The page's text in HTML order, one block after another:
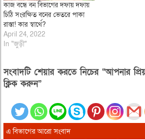
কাজ বন্ধে বন বিভাগের দফায় দফায়
চিঠি সংরক্ষিত বনের ভেতরে পাকা
রাস্তা! কার স্বার্থে?
April 24, 2022
In "জুড়ী"
সংবাদটি শেয়ার করতে নিচের “আপনার
ক্লিক করুন”
এ বিভাগের আরো সংবাদ